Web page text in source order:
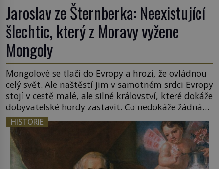
Jaroslav ze Šternberka: Neexistující
šlechtic, který z Moravy vyžene
Mongoly
Mongolové se tlačí do Evropy a hrozí, že ovládnou
celý svět. Ale naštěstí jim v samotném srdci Evropy
stojí v cestě malé, ale silné království, které dokáže
dobyvatelské hordy zastavit. Co nedokáže žádná
z asijských říší, co nedokážou Němci – to dokáže
český král. Nebo že by ne? Mongolové od roku 1223
postupují podél Kaspického a Azovského moře, […]
HISTORIE